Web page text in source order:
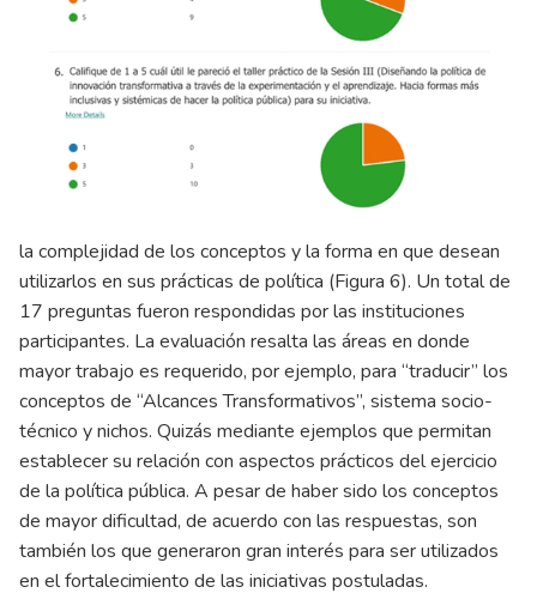
la complejidad de los conceptos y la forma en que desean
utilizarlos en sus prácticas de política (Figura 6). Un total de
17 preguntas fueron respondidas por las instituciones
participantes. La evaluación resalta las áreas en donde
mayor trabajo es requerido, por ejemplo, para “traducir” los
conceptos de “Alcances Transformativos”, sistema socio-
técnico y nichos. Quizás mediante ejemplos que permitan
establecer su relación con aspectos prácticos del ejercicio
de la política pública. A pesar de haber sido los conceptos
de mayor dificultad, de acuerdo con las respuestas, son
también los que generaron gran interés para ser utilizados
en el fortalecimiento de las iniciativas postuladas.